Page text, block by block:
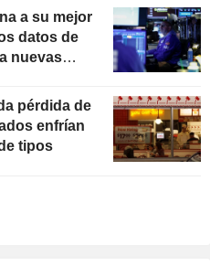
a su mejor
datos de
nuevas
pérdida de
enfrían
tipos